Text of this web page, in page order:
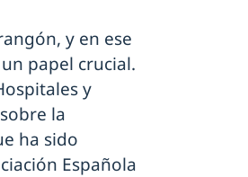
y en ese
papel crucial.
y
la
ha sido
Española